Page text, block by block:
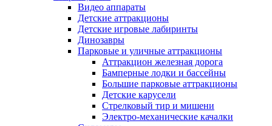
Видео аппараты
Детские аттракционы
Детские игровые лабиринты
Динозавры
Парковые и уличные аттракционы
Аттракцион железная дорога
Бамперные лодки и бассейны
Большие парковые аттракционы
Детские карусели
Стрелковый тир и мишени
Электро-механические качалки